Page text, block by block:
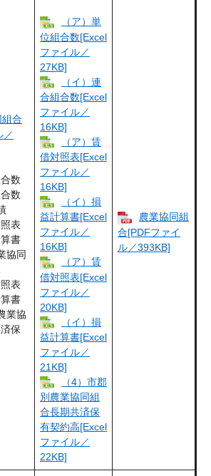
合
／
数
数
表
算書
協同
表
算書
業協
保
（ア）単
位組合数[Excel
ファイル／
27KB]
（イ）連
合組合数[Excel
ファイル／
16KB]
（ア）賃
借対照表[Excel
ファイル／
16KB]
（イ）損
益計算書[Excel
ファイル／
16KB]
（ア）賃
借対照表[Excel
ファイル／
20KB]
（イ）損
益計算書[Excel
ファイル／
21KB]
（4）市郡
別農業協同組
合長期共済保
有契約高[Excel
ファイル／
22KB]
農業協同組
合[PDFファイ
ル／393KB]